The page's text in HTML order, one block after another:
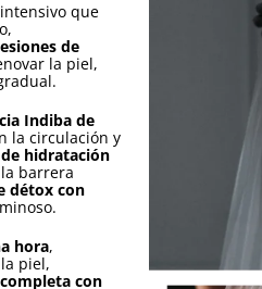
que
de
la piel,
Indiba de
la circulación y
hidratación
barrera
détox con
hora,
piel,
con